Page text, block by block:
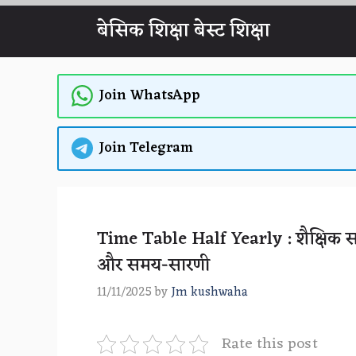
बेसिक शिक्षा बेस्ट शिक्षा
Join WhatsApp
Join Telegram
Time Table Half Yearly : शैक्षिक
और समय-सारणी
11/11/2025 byJm kushwaha
Rate this post